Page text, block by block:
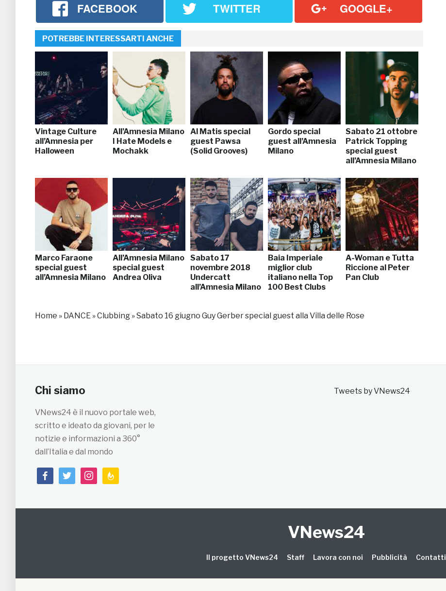
FACEBOOK TWITTER GOOGLE+
POTREBBE INTERESSARTI ANCHE
Vintage Culture
all’Amnesia per
Halloween
All’Amnesia Milano
I Hate Models e
Mochakk
Al Matis special
guest Pawsa
(Solid Grooves)
Gordo special
guest all’Amnesia
Milano
Sabato 21 ottobre
Patrick Topping
special guest
all’Amnesia Milano
Marco Faraone
special guest
all’Amnesia Milano
All’Amnesia Milano
special guest
Andrea Oliva
Sabato 17
novembre 2018
Undercatt
all’Amnesia Milano
Baia Imperiale
miglior club
italiano nella Top
100 Best Clubs
A-Woman e Tutta
Riccione al Peter
Pan Club
Home » DANCE »Clubbing »Sabato 16 giugno Guy Gerber special guest alla Villa delle Rose
Chi siamo
VNews24 è il nuovo portale web,
scritto e ideato da giovani, per le
notizie e informazioni a 360°
dall’Italia e dal mondo
facebooktwitterinstagramfeedburner
Tweets by VNews24
VNews24
Il progetto VNews24 Staff Lavora con noi Pubblicità Contatti